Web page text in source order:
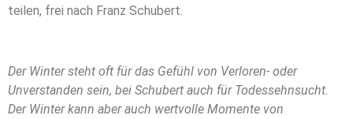
teilen, frei nach Franz Schubert.
Der Winter steht oft für das Gefühl von Verloren- oder
Unverstanden sein, bei Schubert auch für Todessehnsucht.
Der Winter kann aber auch wertvolle Momente von